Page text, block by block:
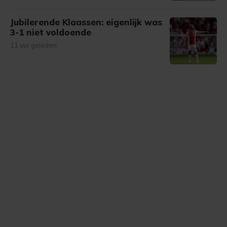
Jubilerende Klaassen: eigenlijk was
3-1 niet voldoende
11 uur geleden